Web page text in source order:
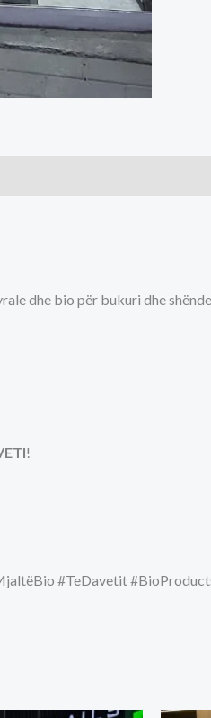
dhe bio për bukuri dhe
!
#TeDavetit